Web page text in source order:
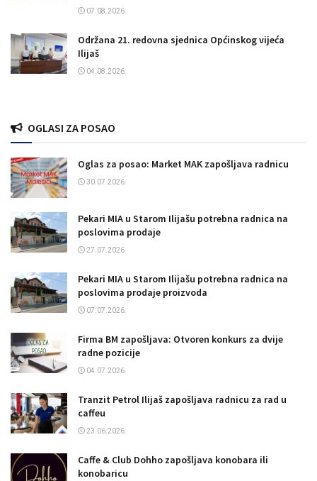
07.08.2026.
Održana 21. redovna sjednica Općinskog vijeća
Ilijaš
04.08.2026.
OGLASI ZA POSAO
Oglas za posao: Market MAK zapošljava radnicu
30.07.2026.
Pekari MIA u Starom Ilijašu potrebna radnica na
poslovima prodaje
27.07.2026.
Pekari MIA u Starom Ilijašu potrebna radnica na
poslovima prodaje proizvoda
07.07.2026.
Firma BM zapošljava: Otvoren konkurs za dvije
radne pozicije
04.07.2026.
Tranzit Petrol Ilijaš zapošljava radnicu za rad u
caffeu
23.06.2026.
Caffe & Club Dohho zapošljava konobara ili
konobaricu